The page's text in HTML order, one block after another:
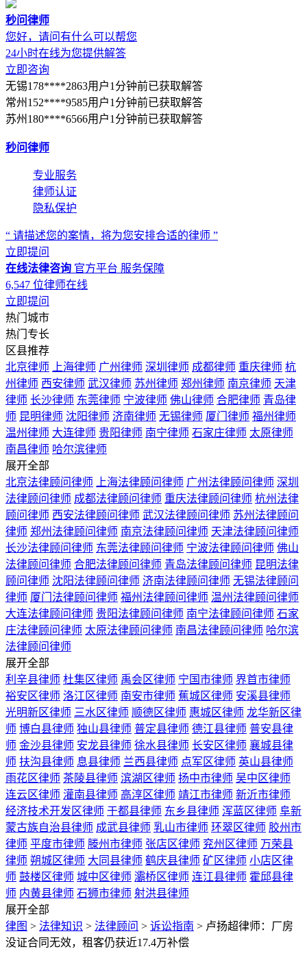
秒问律师
您好，请问有什么可以帮您
24小时在线为您提供解答
立即咨询
无锡178****2863用户1分钟前已获取解答
常州152****9585用户1分钟前已获取解答
苏州180****6566用户1分钟前已获取解答
秒问律师
专业服务
律师认证
隐私保护
“ 请描述您的案情，将为您安排合适的律师 ”
立即提问
在线法律咨询 官方平台 服务保障
6,547 位律师在线
立即提问
热门城市
热门专长
区县推荐
北京律师
上海律师 广州律师 深圳律师 成都律师 重庆律师 杭
州律师 西安律师 武汉律师 苏州律师 郑州律师 南京律师 天津
律师 长沙律师 东莞律师 宁波律师 佛山律师 合肥律师 青岛律
师 昆明律师 沈阳律师 济南律师 无锡律师 厦门律师 福州律师
温州律师 大连律师 贵阳律师 南宁律师 石家庄律师 太原律师
南昌律师 哈尔滨律师
展开全部
北京法律顾问律师
上海法律顾问律师 广州法律顾问律师 深圳
法律顾问律师 成都法律顾问律师 重庆法律顾问律师 杭州法律
顾问律师 西安法律顾问律师 武汉法律顾问律师 苏州法律顾问
律师 郑州法律顾问律师 南京法律顾问律师 天津法律顾问律师
长沙法律顾问律师 东莞法律顾问律师 宁波法律顾问律师 佛山
法律顾问律师 合肥法律顾问律师 青岛法律顾问律师 昆明法律
顾问律师 沈阳法律顾问律师 济南法律顾问律师 无锡法律顾问
律师 厦门法律顾问律师 福州法律顾问律师 温州法律顾问律师
大连法律顾问律师 贵阳法律顾问律师 南宁法律顾问律师 石家
庄法律顾问律师 太原法律顾问律师 南昌法律顾问律师 哈尔滨
法律顾问律师
展开全部
利辛县律师 杜集区律师 禹会区律师 宁国市律师 界首市律师
裕安区律师 洛江区律师 南安市律师 蕉城区律师 安溪县律师
光明新区律师 三水区律师 顺德区律师 惠城区律师 龙华新区律
师 博白县律师 独山县律师 普定县律师 德江县律师 普安县律
师 金沙县律师 安龙县律师 徐水县律师 长安区律师 襄城县律
师 扶沟县律师 息县律师 兰西县律师 点军区律师 英山县律师
雨花区律师 茶陵县律师 滨湖区律师 扬中市律师 吴中区律师
连云区律师 灌南县律师 高淳区律师 靖江市律师 新沂市律师
经济技术开发区律师 于都县律师 东乡县律师 浑蓝区律师 阜新
蒙古族自治县律师 成武县律师 乳山市律师 环翠区律师 胶州市
律师 平度市律师 滕州市律师 张店区律师 兖州区律师 万荣县
律师 朔城区律师 大同县律师 鹤庆县律师 矿区律师 小店区律
师 鼓楼区律师 城中区律师 灞桥区律师 连江县律师 霍邱县律
师 内黄县律师 石狮市律师 射洪县律师
展开全部
律图 > 法律知识 > 法律顾问 > 诉讼指南 > 卢扬超律师：厂房
没证合同无效，租客仍获近17.4万补偿